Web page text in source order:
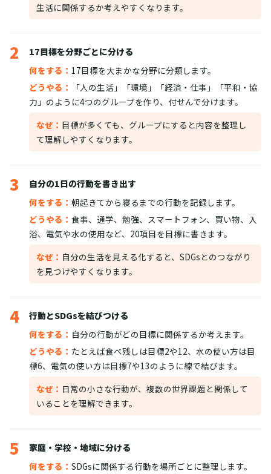
生活に関係するか考えやすくなります。
2
17目標を分野ごとに分ける
何をする： 17目標を大まかな分野に分類します。
どうやる：
「人の生活」「環境」「経済・仕事」「平和・協
力」のように4つのグループを作り、付せんで分けます。
なぜ： 目標が多くても、グループにすると内容を整理し
て理解しやすくなります。
3
自分の1日の行動を書き出す
何をする： 朝起きてから寝るまでの行動を記録します。
どうやる： 食事、通学、勉強、スマートフォン、買い物、入
浴、電気や水の使用など、20項目を目標に書きます。
なぜ： 自分の生活を見える化すると、SDGsとのつながり
を見つけやすくなります。
4
行動とSDGsを結びつける
何をする： 自分の行動がどの目標に関係するか考えます。
どうやる： たとえば食べ残しは目標2や12、水の使い方は目
標6、電気の使い方は目標7や13のように線で結びます。
なぜ： 日常の小さな行動が、複数の世界課題と関係して
いることを理解できます。
5
家庭・学校・地域に分ける
何をする： SDGsに関係する行動を場所ごとに整理します。